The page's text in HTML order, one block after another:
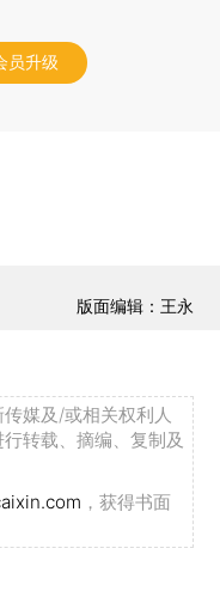
员升级
版面编辑：王永
媒及/或相关权利人
转载、摘编、复制及
，获得书面